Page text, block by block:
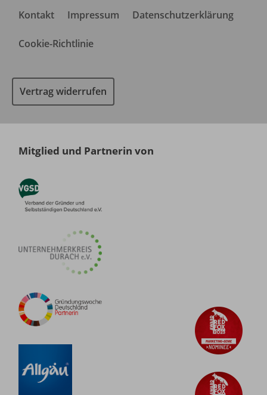
Kontakt Impressum Datenschutzerklärung
Cookie-Richtlinie
Vertrag widerrufen
Mitglied und Partnerin von